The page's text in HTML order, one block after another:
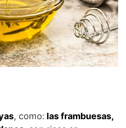
, como: las frambuesas,